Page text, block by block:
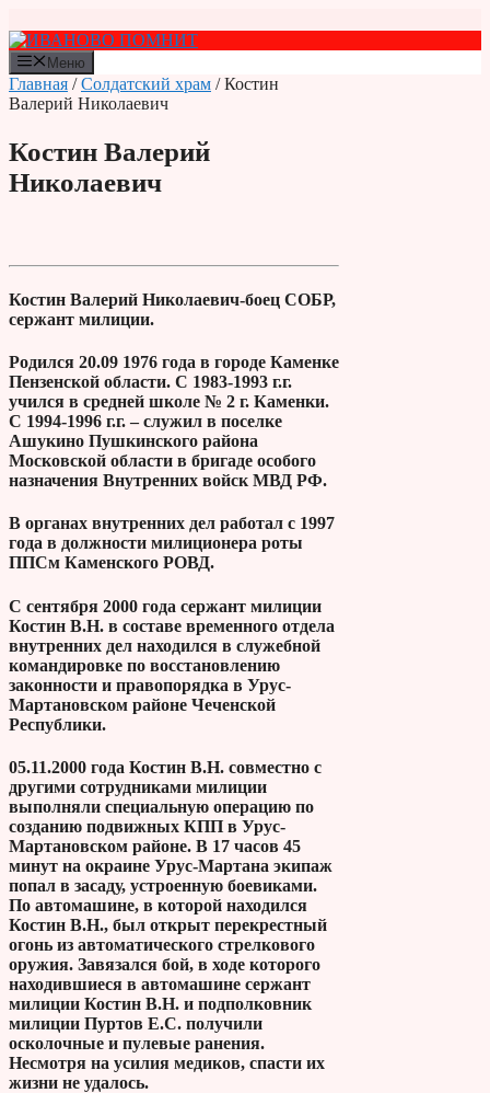
к
содержимому
Меню
Главная /Солдатский храм / Костин
Валерий Николаевич
Костин Валерий
Николаевич
Костин Валерий Николаевич-боец СОБР,
сержант милиции.
Родился 20.09 1976 года в городе Каменке
Пензенской области. С 1983-1993 г.г.
учился в средней школе № 2 г. Каменки.
С 1994-1996 г.г. – служил в поселке
Ашукино Пушкинского района
Московской области в бригаде особого
назначения Внутренних войск МВД РФ.
В органах внутренних дел работал с 1997
года в должности милиционера роты
ППСм Каменского РОВД.
С сентября 2000 года сержант милиции
Костин В.Н. в составе временного отдела
внутренних дел находился в служебной
командировке по восстановлению
законности и правопорядка в Урус-
Мартановском районе Чеченской
Республики.
05.11.2000 года Костин В.Н. совместно с
другими сотрудниками милиции
выполняли специальную операцию по
созданию подвижных КПП в Урус-
Мартановском районе. В 17 часов 45
минут на окраине Урус-Мартана экипаж
попал в засаду, устроенную боевиками.
По автомашине, в которой находился
Костин В.Н., был открыт перекрестный
огонь из автоматического стрелкового
оружия. Завязался бой, в ходе которого
находившиеся в автомашине сержант
милиции Костин В.Н. и подполковник
милиции Пуртов Е.С. получили
осколочные и пулевые ранения.
Несмотря на усилия медиков, спасти их
жизни не удалось.